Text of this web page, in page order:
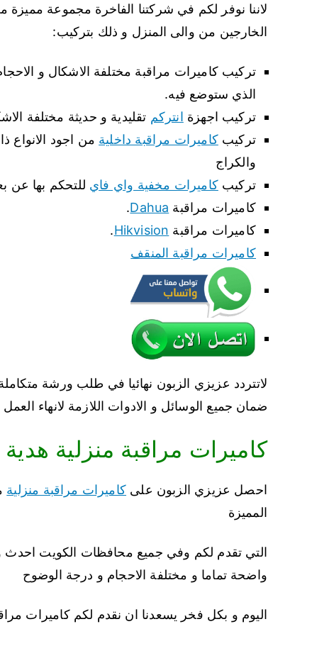
لاننا نوفر لكم في شركتنا الفاخرة مجموعة مميزة
الخارجين من والى المنزل و ذلك بتركيب:
تركيب كاميرات مراقبة مختلفة الاشكال و
الذي ستوضع فيه.
تركيب اجهزة انتركم تقليدية و حديثة مختلفة
تركيبكاميرات مراقبة داخلية من اجود الانواع
والكراج
تركيبكاميرات مخفية واي فاي للتحكم بها عن
كاميرات مراقبة Dahua
.
كاميرات مراقبة Hikvision
.
كاميرات مراقبة المنقف
لاتتردد عزيزي الزبون نهائيا في طلب ورشة
ضمان جميع الوسائل و الادوات اللازمة لانهاء العمل
كاميرات مراقبة منزلية هدية
احصل عزيزي الزبون على كاميرات مراقبة منزلية
المميزة
التي تقدم لكم وفي جميع محافظات الكويت احدث
واضحة تماما و مختلفة الاحجام و درجة الوضوح
اليوم و بكل فخر يسعدنا ان نقدم لكم كاميرات